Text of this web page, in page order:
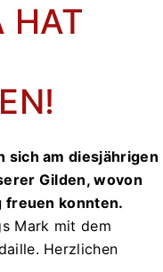
HAT
sich am diesjährigen
Gilden, wovon
freuen konnten.
Mark mit dem
Herzlichen